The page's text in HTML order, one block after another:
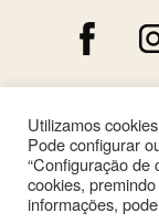
Utilizamos
Pode configurar
“Configuração de
cookies,
informações,